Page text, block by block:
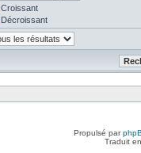
Croissant
Décroissant
Propulsé par
Traduit